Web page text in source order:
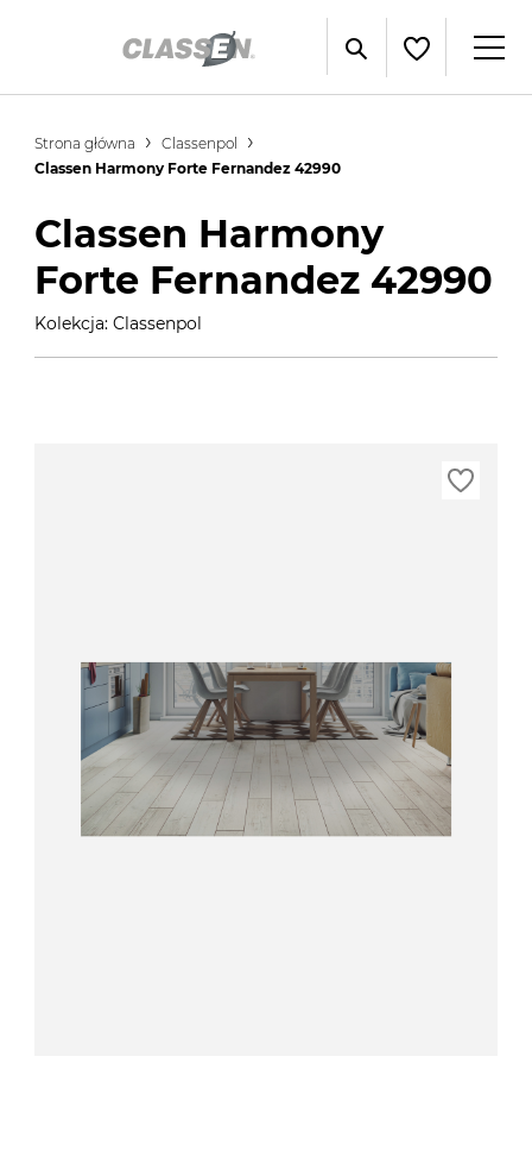
Strona główna
Classenpol
Classen Harmony Forte Fernandez 42990
Classen Harmony
Forte Fernandez 42990
Kolekcja: Classenpol